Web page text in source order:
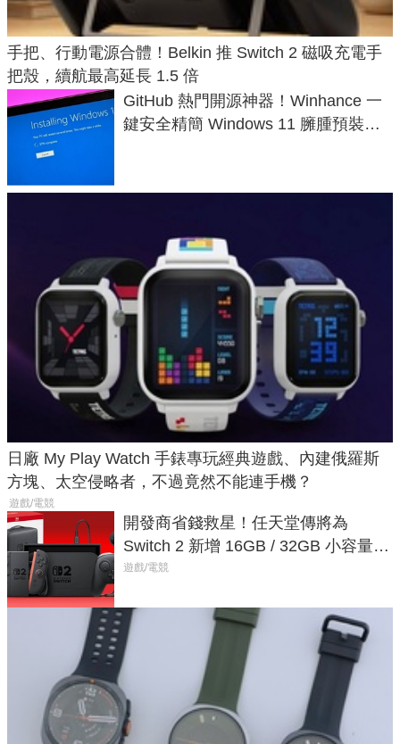
手把、行動電源合體！Belkin 推 Switch 2 磁吸充電手
把殼，續航最高延長 1.5 倍
GitHub 熱門開源神器！Winhance 一
鍵安全精簡 Windows 11 臃腫預裝軟
日廠 My Play Watch 手錶專玩經典遊戲、內建俄羅斯
方塊、太空侵略者，不過竟然不能連手機？
遊戲/電競
開發商省錢救星！任天堂傳將為
Switch 2 新增 16GB / 32GB 小容量遊
戲卡的選擇
遊戲/電競